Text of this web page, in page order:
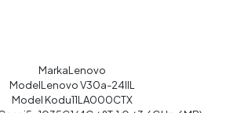
MarkaLenovo
ModelLenovo V30a-24IIL
Model Kodu11LA000CTX